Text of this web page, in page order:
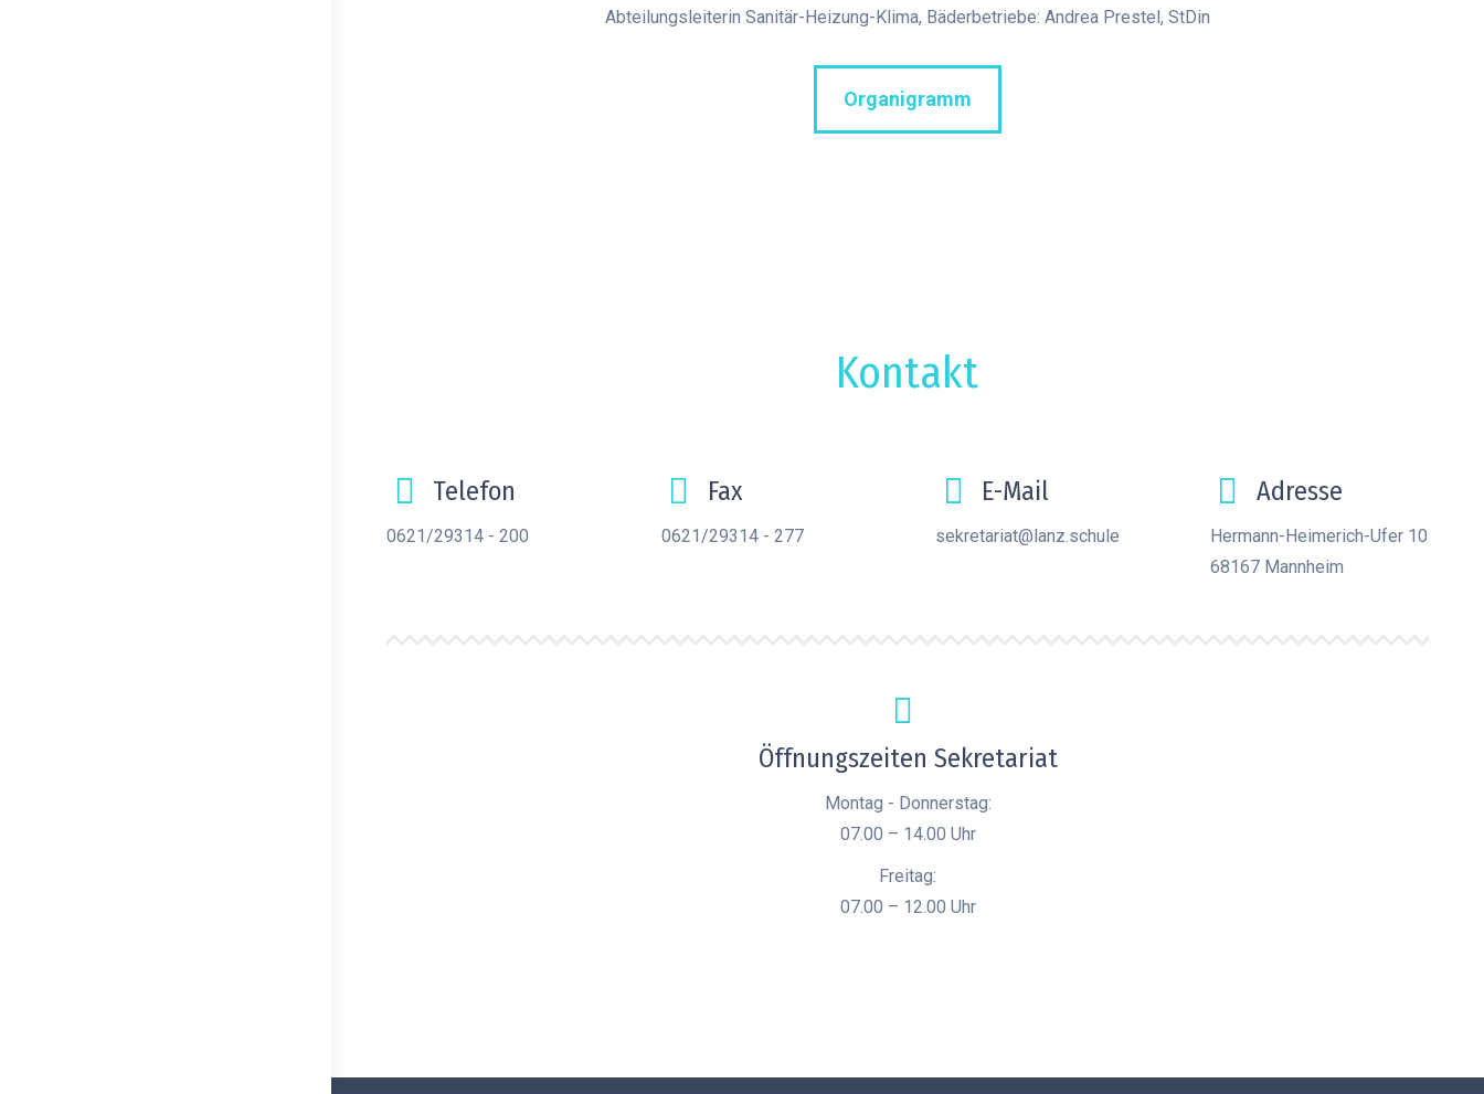
Abteilungsleiterin Sanitär-Heizung-Klima, Bäderbetriebe: Andrea Prestel, StDin
Organigramm
Kontakt
Telefon
0621/29314 - 200
Fax
0621/29314 - 277
E-Mail
sekretariat@lanz.schule
Adresse
Hermann-Heimerich-Ufer 10
68167 Mannheim
Öffnungszeiten Sekretariat
Montag - Donnerstag:
07.00 – 14.00 Uhr
Freitag:
07.00 – 12.00 Uhr